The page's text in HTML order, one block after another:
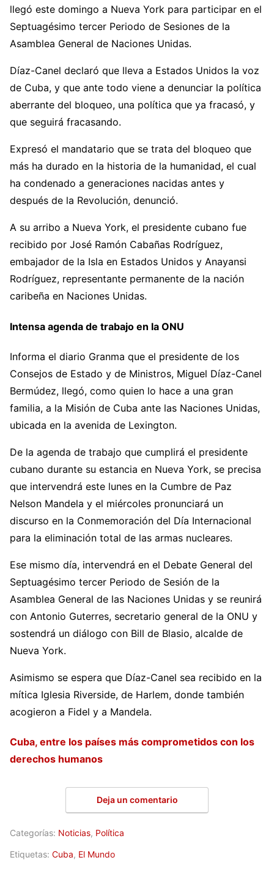
llegó este domingo a Nueva York para participar en el
Septuagésimo tercer Periodo de Sesiones de la
Asamblea General de Naciones Unidas.
Díaz-Canel declaró que lleva a Estados Unidos la voz
de Cuba, y que ante todo viene a denunciar la política
aberrante del bloqueo, una política que ya fracasó, y
que seguirá fracasando.
Expresó el mandatario que se trata del bloqueo que
más ha durado en la historia de la humanidad, el cual
ha condenado a generaciones nacidas antes y
después de la Revolución, denunció.
A su arribo a Nueva York, el presidente cubano fue
recibido por José Ramón Cabañas Rodríguez,
embajador de la Isla en Estados Unidos y Anayansi
Rodríguez, representante permanente de la nación
caribeña en Naciones Unidas.
Intensa agenda de trabajo en la ONU
Informa el diario Granma que el presidente de los
Consejos de Estado y de Ministros, Miguel Díaz-Canel
Bermúdez, llegó, como quien lo hace a una gran
familia, a la Misión de Cuba ante las Naciones Unidas,
ubicada en la avenida de Lexington.
De la agenda de trabajo que cumplirá el presidente
cubano durante su estancia en Nueva York, se precisa
que intervendrá este lunes en la Cumbre de Paz
Nelson Mandela y el miércoles pronunciará un
discurso en la Conmemoración del Día Internacional
para la eliminación total de las armas nucleares.
Ese mismo día, intervendrá en el Debate General del
Septuagésimo tercer Periodo de Sesión de la
Asamblea General de las Naciones Unidas y se reunirá
con Antonio Guterres, secretario general de la ONU y
sostendrá un diálogo con Bill de Blasio, alcalde de
Nueva York.
Asimismo se espera que Díaz-Canel sea recibido en la
mítica Iglesia Riverside, de Harlem, donde también
acogieron a Fidel y a Mandela.
Cuba, entre los países más comprometidos con los
derechos humanos
Deja un comentario
Categorías: Noticias, Política
Etiquetas: Cuba, El Mundo